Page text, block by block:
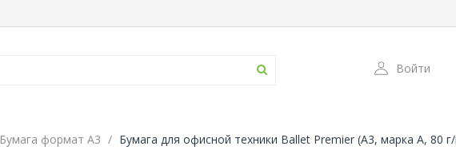
Войти
Бумага формат А3 Бумага для офисной техники Ballet Premier (А3, марка A, 80